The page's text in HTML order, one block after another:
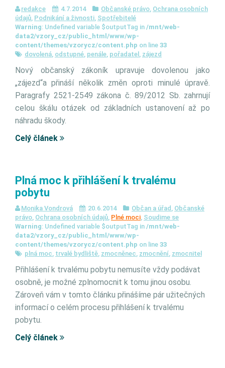
redakce 4.7.2014 Občanské právo, Ochrana osobních
údajů, Podnikání a živnosti, Spotřebitelé
Warning: Undefined variable $outputTag in /mnt/web-
data2/vzory_cz/public_html/www/wp-
content/themes/vzorycz/content.php on line 33
dovolená, odstupné, penále, pořadatel , zájezd
Nový občanský zákoník upravuje dovolenou jako
„zájezd“a přináší několik změn oproti minulé úpravě.
Paragrafy 2521-2549 zákona č. 89/2012 Sb. zahrnují
celou škálu otázek od základních ustanovení až po
náhradu škody.
Celý článek
Plná moc k přihlášení k trvalému
pobytu
Monika Vondrová 20.6.2014 Občan a úřad , Občanské
právo, Ochrana osobních údajů, Plné moci, Soudime se
Warning: Undefined variable $outputTag in /mnt/web-
data2/vzory_cz/public_html/www/wp-
content/themes/vzorycz/content.php on line 33
plná moc, trvalé bydliště, zmocněnec, zmocnění, zmocnitel
Přihlášení k trvalému pobytu nemusíte vždy podávat
osobně, je možné zplnomocnit k tomu jinou osobu.
Zároveň vám v tomto článku přinášíme pár užitečných
informací o celém procesu přihlášení k trvalému
pobytu.
Celý článek